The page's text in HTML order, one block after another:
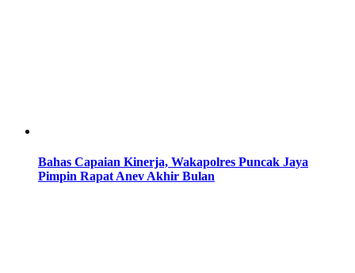
Bahas Capaian Kinerja, Wakapolres Puncak Jaya
Pimpin Rapat Anev Akhir Bulan